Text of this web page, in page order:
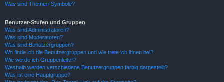
Was sind Themen-Symbole?
Benutzer-Stufen und Gruppen
Was sind Administratoren?
Was sind Moderatoren?
Was sind Benutzergruppen?
Wo finde ich die Benutzergruppen und wie trete ich ihnen bei?
Wie werde ich Gruppenleiter?
Weshalb werden verschiedene Benutzergruppen farbig dargestellt?
Was ist eine Hauptgruppe?